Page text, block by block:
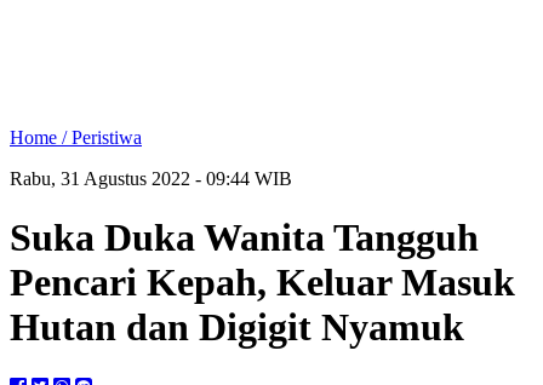
Home /Peristiwa
Rabu, 31 Agustus 2022 - 09:44 WIB
Suka Duka Wanita Tangguh
Pencari Kepah, Keluar Masuk
Hutan dan Digigit Nyamuk